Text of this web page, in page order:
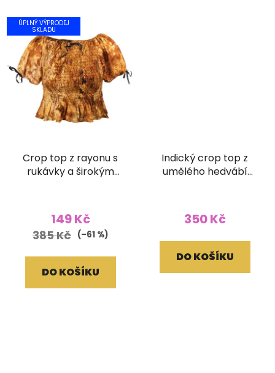
ÚPLNÝ VÝPRODEJ
SKLADU
Crop top z rayonu s
rukávky a širokým
149 Kč
385 Kč (–61 %)
DO KOŠÍKU
Indický crop top z
umělého hedvábí
350 Kč
DO KOŠÍKU